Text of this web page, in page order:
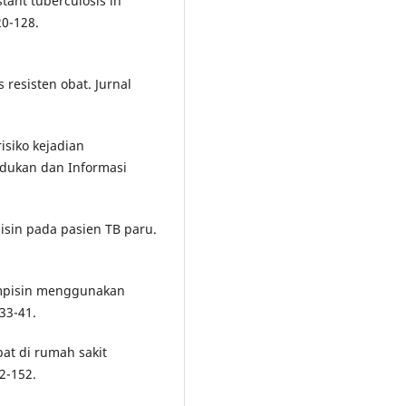
128.
resisten obat. Jurnal
kejadian
dan Informasi
pada pasien TB paru.
menggunakan
41.
di rumah sakit
152.